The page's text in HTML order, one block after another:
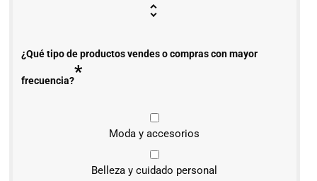
¿Qué tipo de productos vendes o compras con mayor
frecuencia?*
Moda y accesorios
Belleza y cuidado personal